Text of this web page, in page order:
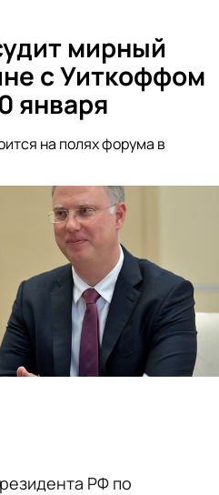
мирный
с Уиткоффом
января
на полях форума в
РФ по